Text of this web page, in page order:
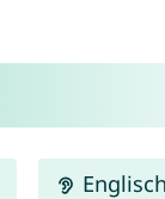
Englisch